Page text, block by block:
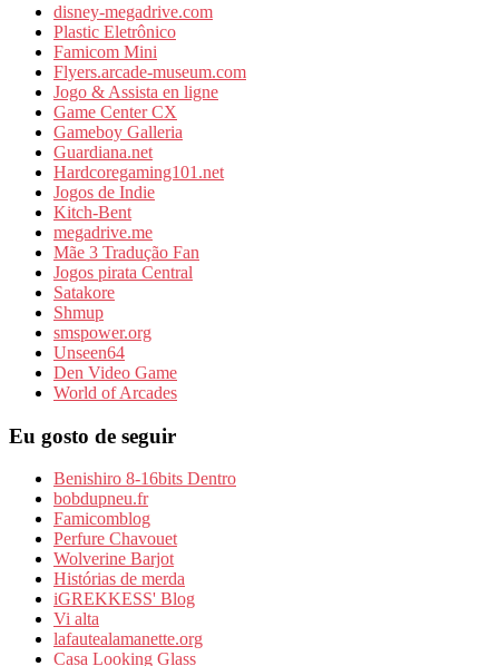
disney-megadrive.com
Plastic Eletrônico
Famicom Mini
Flyers.arcade-museum.com
Jogo & Assista en ligne
Game Center CX
Gameboy Galleria
Guardiana.net
Hardcoregaming101.net
Jogos de Indie
Kitch-Bent
megadrive.me
Mãe 3 Tradução Fan
Jogos pirata Central
Satakore
Shmup
smspower.org
Unseen64
Den Video Game
World of Arcades
Eu gosto de seguir
Benishiro 8-16bits Dentro
bobdupneu.fr
Famicomblog
Perfure Chavouet
Wolverine Barjot
Histórias de merda
iGREKKESS' Blog
Vi alta
lafautealamanette.org
Casa Looking Glass